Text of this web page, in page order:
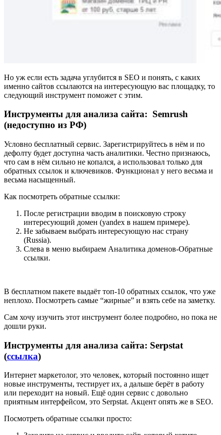
Но уж если есть задача углубится в SEO и понять, с каких
именно сайтов ссылаются на интересующую вас площадку, то
следующий инструмент поможет с этим.
Инструменты для анализа сайта: Semrush
(недоступно из РФ)
Условно бесплатный сервис. Зарегистрируйтесь в нём и по
дефолту будет доступна часть аналитики. Честно признаюсь,
что сам в нём сильно не копался, а использовал только для
обратных ссылок и ключевиков. Функционал у него весьма и
весьма насыщенный.
Как посмотреть обратные ссылки:
После регистрации вводим в поисковую строку
интересующий домен (yandex в нашем примере).
Не забываем выбрать интересующую нас страну
(Russia).
Слева в меню выбираем Аналитика доменов-Обратные
ссылки.
В бесплатном пакете выдаёт топ-10 обратных ссылок, что уже
неплохо. Посмотреть самые “жирные” и взять себе на заметку.
Сам хочу изучить этот инструмент более подробно, но пока не
дошли руки.
Инструменты для анализа сайта: Serpstat
(ссылка)
Интернет маркетолог, это человек, который постоянно ищет
новые инструменты, тестирует их, а дальше берёт в работу
или переходит на новый. Ещё один сервис с довольно
приятным интерфейсом, это Serpstat. Акцент опять же в SEO.
Посмотреть обратные ссылки просто: